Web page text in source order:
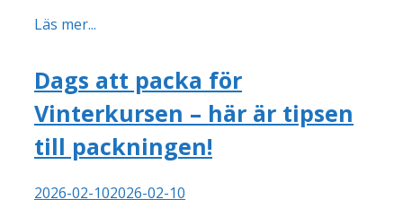
Läs mer...
Dags att packa för
Vinterkursen – här är tipsen
till packningen!
2026-02-102026-02-10